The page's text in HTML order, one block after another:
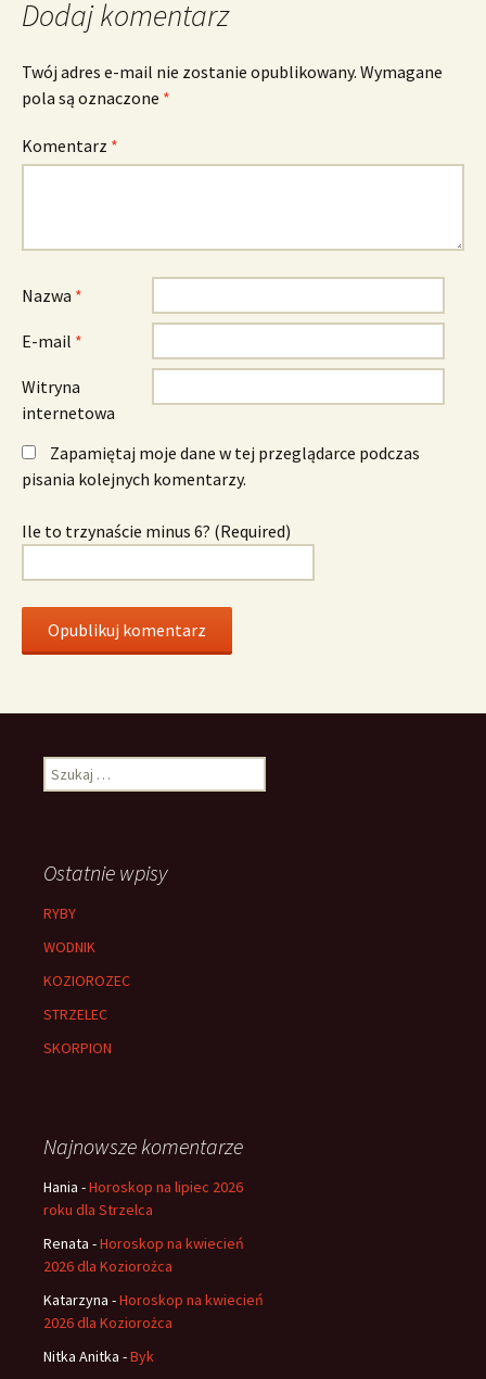
Dodaj komentarz
Twój adres e-mail nie zostanie opublikowany. Wymagane
pola są oznaczone *
Komentarz *
Nazwa *
E-mail *
Witryna
internetowa
Zapamiętaj moje dane w tej przeglądarce podczas
pisania kolejnych komentarzy.
Ile to trzynaście minus 6? (Required)
Szukaj:
Ostatnie wpisy
RYBY
WODNIK
KOZIOROZEC
STRZELEC
SKORPION
Najnowsze komentarze
Hania -Horoskop na lipiec 2026
roku dla Strzelca
Renata -Horoskop na kwiecień
2026 dla Koziorożca
Katarzyna -Horoskop na kwiecień
2026 dla Koziorożca
Nitka Anitka -Byk